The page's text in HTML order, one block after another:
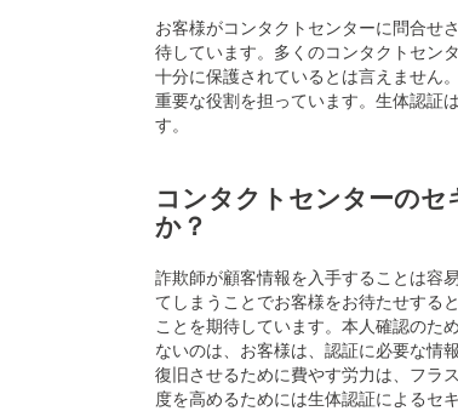
お客様がコンタクトセンターに問合せ
待しています。多くのコンタクトセン
十分に保護されているとは言えません。
重要な役割を担っています。生体認証
す。
コンタクトセンターの
か？
詐欺師が顧客情報を入手することは容
てしまうことでお客様をお待たせする
ことを期待しています。本人確認のた
ないのは、お客様は、認証に必要な情
復旧させるために費やす労力は、フラ
度を高めるためには生体認証によるセ